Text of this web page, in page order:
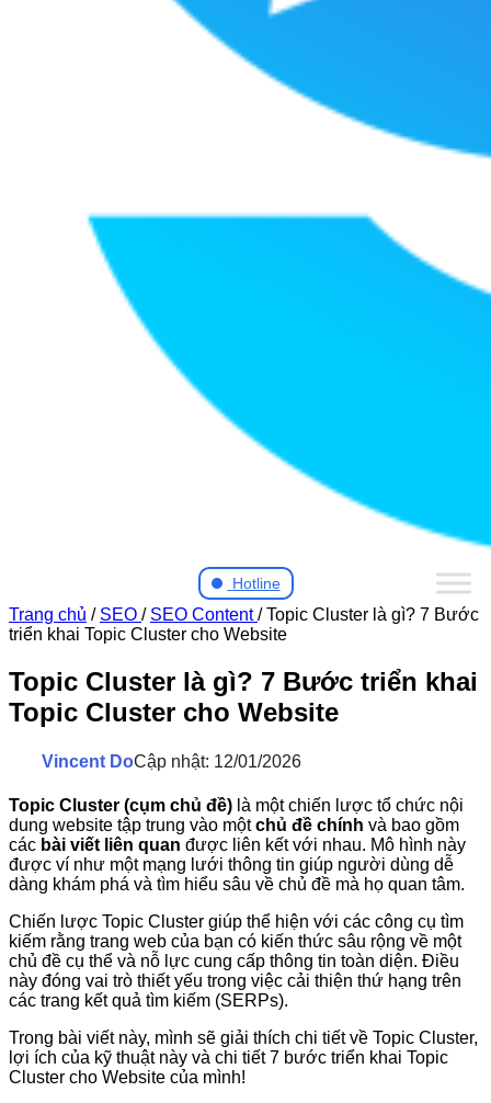
Hotline
Trang chủ / SEO / SEO Content/ Topic Cluster là gì? 7 Bước
triển khai Topic Cluster cho Website
Topic Cluster là gì? 7 Bước triển khai
Topic Cluster cho Website
Vincent DoCập nhật: 12/01/2026
Topic Cluster (cụm chủ đề) là một chiến lược tổ chức nội
dung website tập trung vào mộtchủ đề chính và bao gồm
các bài viết liên quan được liên kết với nhau. Mô hình này
được ví như một mạng lưới thông tin giúp người dùng dễ
dàng khám phá và tìm hiểu sâu về chủ đề mà họ quan tâm.
Chiến lược Topic Cluster giúp thể hiện với các công cụ tìm
kiếm rằng trang web của bạn có kiến thức sâu rộng về một
chủ đề cụ thể và nỗ lực cung cấp thông tin toàn diện. Điều
này đóng vai trò thiết yếu trong việc cải thiện thứ hạng trên
các trang kết quả tìm kiếm (SERPs).
Trong bài viết này, mình sẽ giải thích chi tiết về Topic Cluster,
lợi ích của kỹ thuật này và chi tiết 7 bước triển khai Topic
Cluster cho Website của mình!